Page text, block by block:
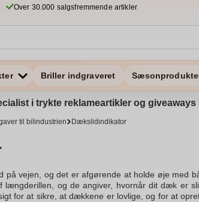
Over 30.000 salgsfremmende artikler
Briller indgraveret
i trykte reklameartikler og giveaways
til bilindustrien Dækslidindikator
på vejen, og det er afgørende at holde øje med
længderillen, og de angiver, hvornår dit dæk er
for at sikre, at dækkene er lovlige, og for at